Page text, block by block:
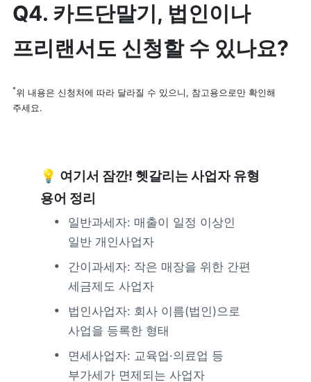
Q4. 카드단말기, 법인이나
프리랜서도 신청할 수 있나요?
*위 내용은 신청처에 따라 달라질 수 있으니, 참고용으로만 확인해
주세요.
💡 여기서 잠깐! 헷갈리는 사업자 유형
용어 정리
일반과세자: 매출이 일정 이상인
일반 개인사업자
간이과세자: 작은 매장을 위한 간편
세금제도 사업자
법인사업자: 회사 이름(법인)으로
사업을 등록한 형태
면세사업자: 교육업·의료업 등
부가세가 면제되는 사업자